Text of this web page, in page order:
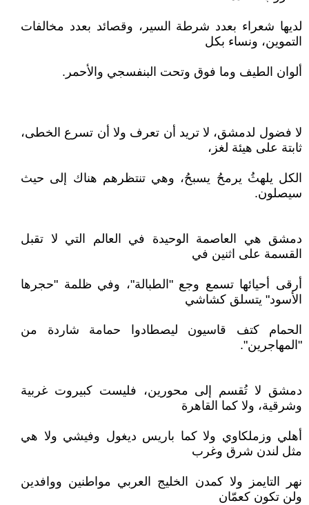
لديها شعراء بعدد شرطة السير، وقصائد بعدد مخالفات
التموين، ونساء بكل
ألوان الطيف وما فوق وتحت البنفسجي والأحمر.‏‏‏‏‏
لا فضول لدمشق، لا تريد أن تعرف ولا أن تسرع الخطى،
ثابتة على هيئة لغز،
الكل يلهثُ يرمحُ يسبحُ، وهي تنتظرهم هناك إلى حيث
سيصلون.‏‏‏‏‏
دمشق هي العاصمة الوحيدة في العالم التي لا تقبل
القسمة على اثنين في
أرقى أحيائها تسمع وجع "الطبالة"، وفي ظلمة "حجرها
الأسود" يتسلق كشاشي
الحمام كتف قاسيون ليصطادوا حمامة شاردة من
"المهاجرين".‏‏‏‏‏
دمشق لا تُقسم إلى محورين، فليست كبيروت غربية
وشرقية، ولا كما القاهرة
أهلي وزملكاوي ولا كما باريس ديغول وفيشي ولا هي
مثل لندن شرق وغرب
نهر التايمز ولا كمدن الخليج العربي مواطنين ووافدين
ولن تكون كعمّان